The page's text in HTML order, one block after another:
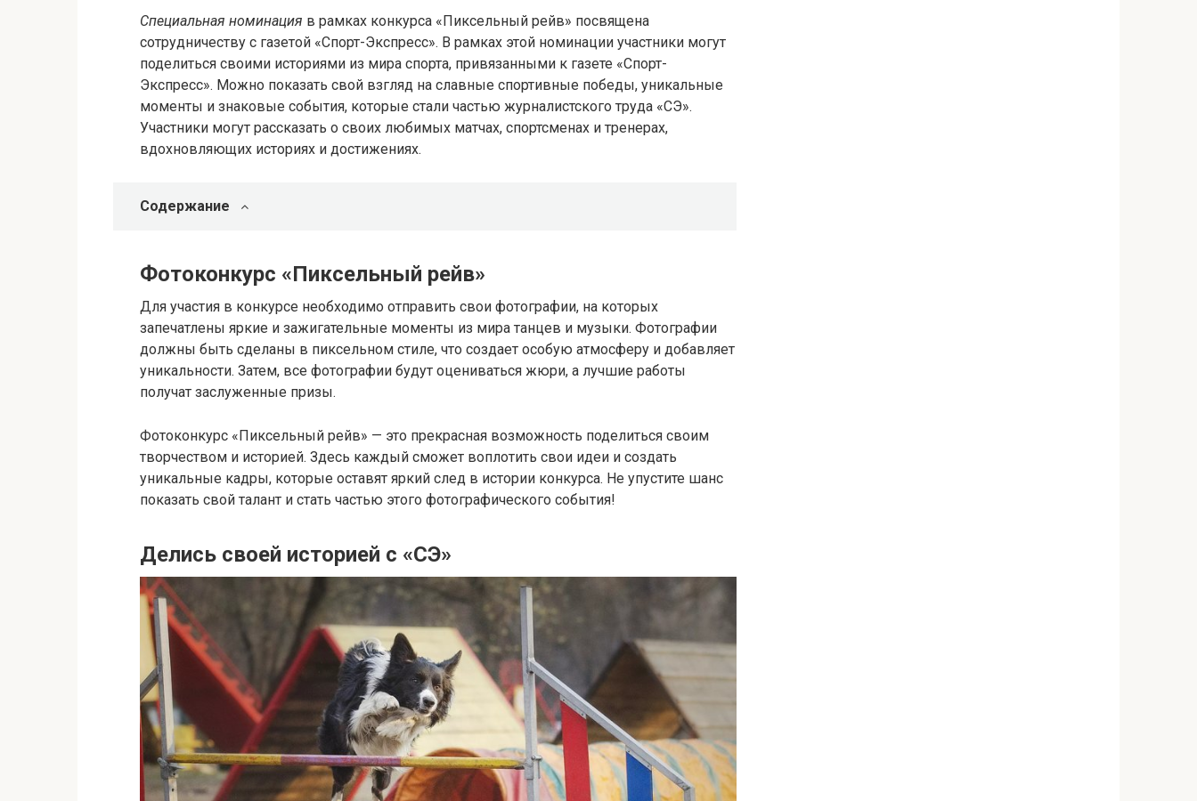
Специальная номинация в рамках конкурса «Пиксельный рейв» посвящена
сотрудничеству с газетой «Спорт-Экспресс». В рамках этой номинации участники могут
поделиться своими историями из мира спорта, привязанными к газете «Спорт-
Экспресс». Можно показать свой взгляд на славные спортивные победы, уникальные
моменты и знаковые события, которые стали частью журналистского труда «СЭ».
Участники могут рассказать о своих любимых матчах, спортсменах и тренерах,
вдохновляющих историях и достижениях.
Содержание
Фотоконкурс «Пиксельный рейв»
Для участия в конкурсе необходимо отправить свои фотографии, на которых
запечатлены яркие и зажигательные моменты из мира танцев и музыки. Фотографии
должны быть сделаны в пиксельном стиле, что создает особую атмосферу и добавляет
уникальности. Затем, все фотографии будут оцениваться жюри, а лучшие работы
получат заслуженные призы.
Фотоконкурс «Пиксельный рейв» — это прекрасная возможность поделиться своим
творчеством и историей. Здесь каждый сможет воплотить свои идеи и создать
уникальные кадры, которые оставят яркий след в истории конкурса. Не упустите шанс
показать свой талант и стать частью этого фотографического события!
Делись своей историей с «СЭ»